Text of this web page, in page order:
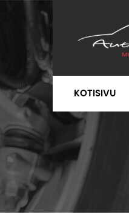
KOTISIVU